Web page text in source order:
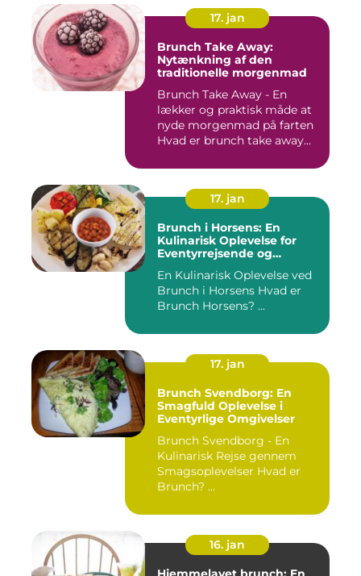
17. jan
Brunch Take Away:
Nytænkning af den
traditionelle morgenmad
Brunch Take Away - En
lækker og praktisk måde at
nyde morgenmad på farten
Hvad er brunch take away...
17. jan
Brunch i Horsens: En
Kulinarisk Oplevelse for
Eventyrrejsende og
En Kulinarisk Oplevelse ved
Brunch i Horsens Hvad er
Brunch Horsens? ...
17. jan
Brunch Svendborg: En
Smagfuld Oplevelse i
Eventyrlige Omgivelser
Brunch Svendborg - En
Kulinarisk Rejse gennem
Smagsoplevelser Hvad er
Brunch? ...
16. jan